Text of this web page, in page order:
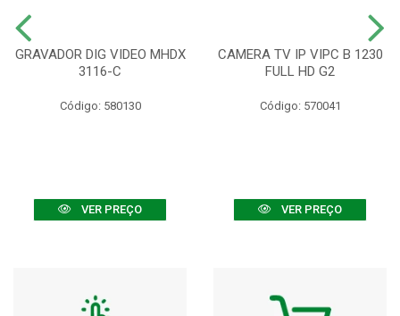
GRAVADOR DIG VIDEO MHDX
3116-C
Código: 580130
VER PREÇO
CAMERA TV IP VIPC B 1230
FULL HD G2
Código: 570041
VER PREÇO